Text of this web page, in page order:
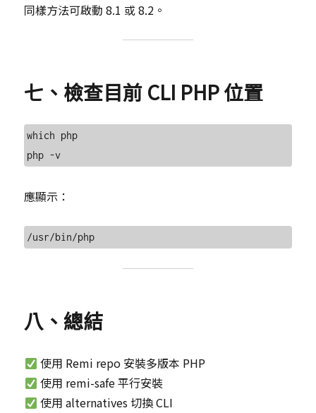
同樣方法可啟動 8.1 或 8.2。
七、檢查目前 CLI PHP 位置
which php
應顯示：
八、總結
使用 Remi repo 安裝多版本 PHP
使用 remi-safe 平行安裝
使用 alternatives 切換 CLI